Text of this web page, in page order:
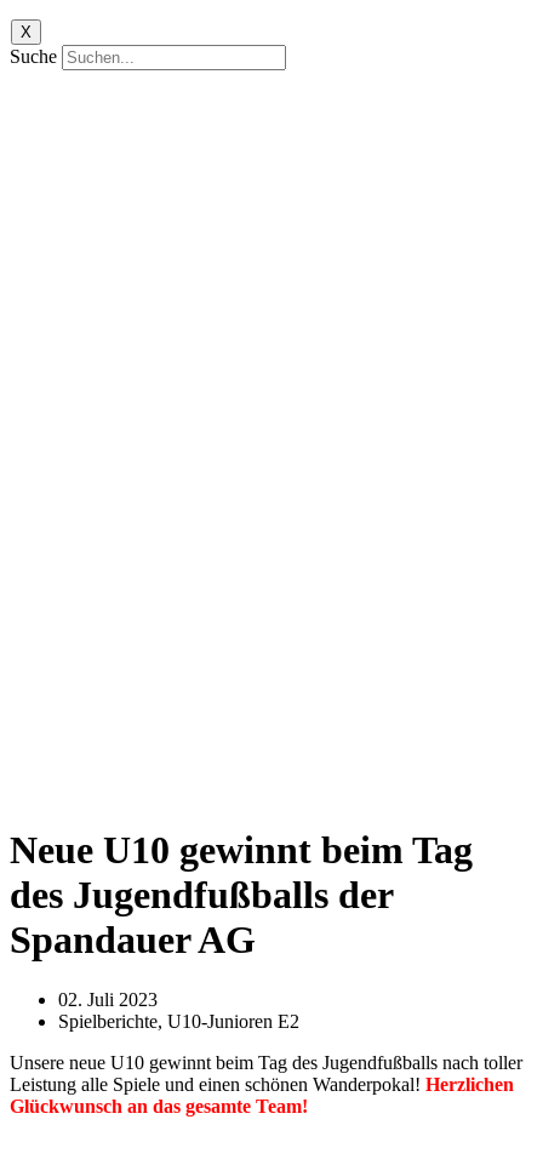
X
Suche
Neue U10 gewinnt beim Tag
des Jugendfußballs der
Spandauer AG
02. Juli 2023
Spielberichte, U10-Junioren E2
Unsere neue U10 gewinnt beim Tag des Jugendfußballs nach toller
Leistung alle Spiele und einen schönen Wanderpokal! Herzlichen
Glückwunsch an das gesamte Team!